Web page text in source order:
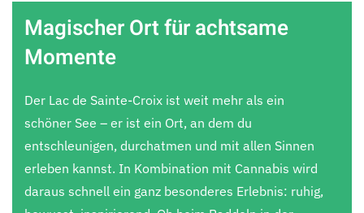
Magischer Ort für achtsame
Momente
Der Lac de Sainte-Croix ist weit mehr als ein
schöner See – er ist ein Ort, an dem du
entschleunigen, durchatmen und mit allen Sinnen
erleben kannst. In Kombination mit Cannabis wird
daraus schnell ein ganz besonderes Erlebnis: ruhig,